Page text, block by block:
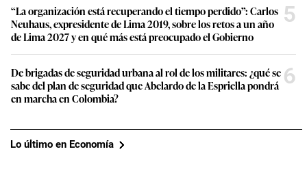
“La organización está recuperando el tiempo perdido”: Carlos
Neuhaus, expresidente de Lima 2019, sobre los retos a un año
de Lima 2027 y en qué más está preocupado el Gobierno
5
De brigadas de seguridad urbana al rol de los militares: ¿qué se
sabe del plan de seguridad que Abelardo de la Espriella pondrá
en marcha en Colombia?
6
Lo último en Economía